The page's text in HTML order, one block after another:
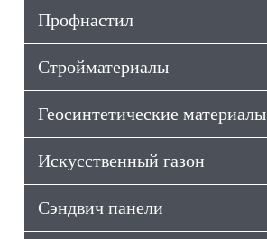
Профнастил
Стройматериалы
Геосинтетические материалы
Искусственный газон
Сэндвич панели